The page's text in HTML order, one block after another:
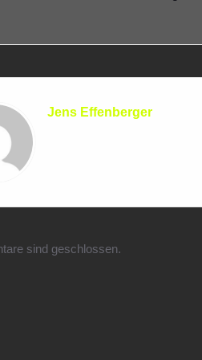
Jens Effenberger
sind geschlossen.